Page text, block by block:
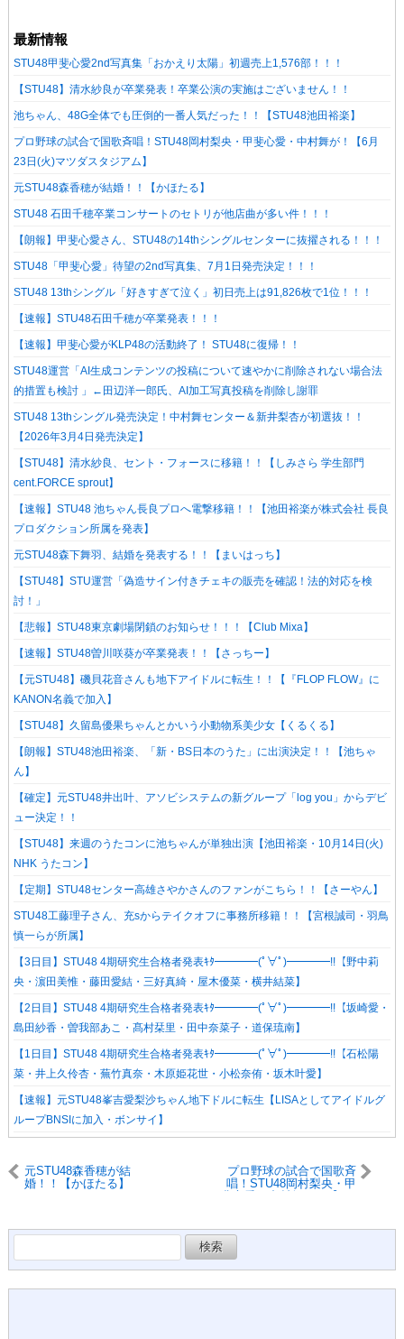
最新情報
STU48甲斐心愛2nd写真集「おかえり太陽」初週売上1,576部！！！
【STU48】清水紗良が卒業発表！卒業公演の実施はございません！！
池ちゃん、48G全体でも圧倒的一番人気だった！！【STU48池田裕楽】
プロ野球の試合で国歌斉唱！STU48岡村梨央・甲斐心愛・中村舞が！【6月
23日(火)マツダスタジアム】
元STU48森香穂が結婚！！【かほたる】
STU48 石田千穂卒業コンサートのセトリが他店曲が多い件！！！
【朗報】甲斐心愛さん、STU48の14thシングルセンターに抜擢される！！！
STU48「甲斐心愛」待望の2nd写真集、7月1日発売決定！！！
STU48 13thシングル「好きすぎて泣く」初日売上は91,826枚で1位！！！
【速報】STU48石田千穂が卒業発表！！！
【速報】甲斐心愛がKLP48の活動終了！ STU48に復帰！！
STU48運営「AI生成コンテンツの投稿について速やかに削除されない場合法
的措置も検討 」←田辺洋一郎氏、AI加工写真投稿を削除し謝罪
STU48 13thシングル発売決定！中村舞センター＆新井梨杏が初選抜！！
【2026年3月4日発売決定】
【STU48】清水紗良、セント・フォースに移籍！！【しみさら 学生部門
cent.FORCE sprout】
【速報】STU48 池ちゃん長良プロへ電撃移籍！！【池田裕楽が株式会社 長良
プロダクション所属を発表】
元STU48森下舞羽、結婚を発表する！！【まいはっち】
【STU48】STU運営「偽造サイン付きチェキの販売を確認！法的対応を検
討！」
【悲報】STU48東京劇場閉鎖のお知らせ！！！【Club Mixa】
【速報】STU48曽川咲葵が卒業発表！！【さっちー】
【元STU48】磯貝花音さんも地下アイドルに転生！！【『FLOP FLOW』に
KANON名義で加入】
【STU48】久留島優果ちゃんとかいう小動物系美少女【くるくる】
【朗報】STU48池田裕楽、「新・BS日本のうた」に出演決定！！【池ちゃ
ん】
【確定】元STU48井出叶、アソビシステムの新グループ「log you」からデビ
ュー決定！！
【STU48】来週のうたコンに池ちゃんが単独出演【池田裕楽・10月14日(火)
NHK うたコン】
【定期】STU48センター高雄さやかさんのファンがこちら！！【さーやん】
STU48工藤理子さん、充sからテイクオフに事務所移籍！！【宮根誠司・羽鳥
慎一らが所属】
【3日目】STU48 4期研究生合格者発表ｷﾀ━━━━(ﾟ∀ﾟ)━━━━!!【野中莉
央・濵田美惟・藤田愛結・三好真綺・屋木優菜・横井結菜】
【2日目】STU48 4期研究生合格者発表ｷﾀ━━━━(ﾟ∀ﾟ)━━━━!!【坂崎愛・
島田紗香・曽我部あこ・髙村栞里・田中奈菜子・道保琉南】
【1日目】STU48 4期研究生合格者発表ｷﾀ━━━━(ﾟ∀ﾟ)━━━━!!【石松陽
菜・井上久伶杏・蕪竹真奈・木原姫花世・小松奈侑・坂木叶愛】
【速報】元STU48峯吉愛梨沙ちゃん地下ドルに転生【LISAとしてアイドルグ
ループBNSIに加入・ボンサイ】
元STU48森香穂が結
婚！！【かほたる】
プロ野球の試合で国歌斉
唱！STU48岡村梨央・甲
斐心愛・中村舞が！【6月
索: